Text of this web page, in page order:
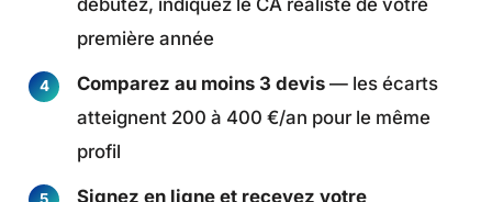
débutez, indiquez le CA réaliste de votre
première année
Comparez au moins 3 devis — les écarts
atteignent 200 à 400 €/an pour le même
profil
Signez en ligne et recevez votre